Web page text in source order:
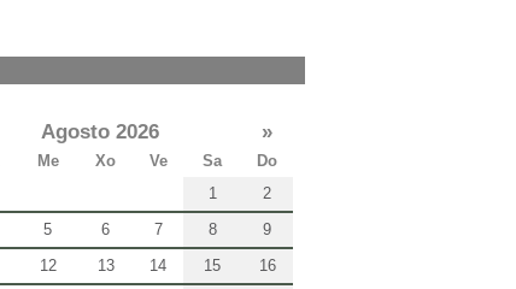
Agosto 2026 »
Me Xo Ve Sa
Do
1
2
5 6 7 8
9
12 13 14 15
16